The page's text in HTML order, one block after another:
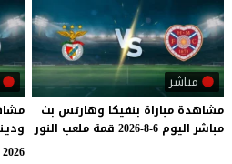
مباشر
مشاهدة مباراة بنفيكا وهارتس بث
مباشر اليوم 6-8-2026 قمة ملعب النور
2026 تصفيات دوري المؤتمر